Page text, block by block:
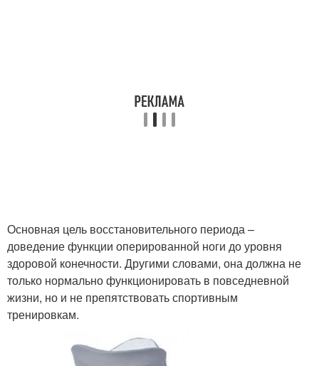
Основная цель восстановительного периода –
доведение функции оперированной ноги до уровня
здоровой конечности. Другими словами, она должна не
только нормально функционировать в повседневной
жизни, но и не препятствовать спортивным
тренировкам.